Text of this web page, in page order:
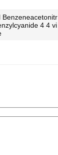
4 4 vi